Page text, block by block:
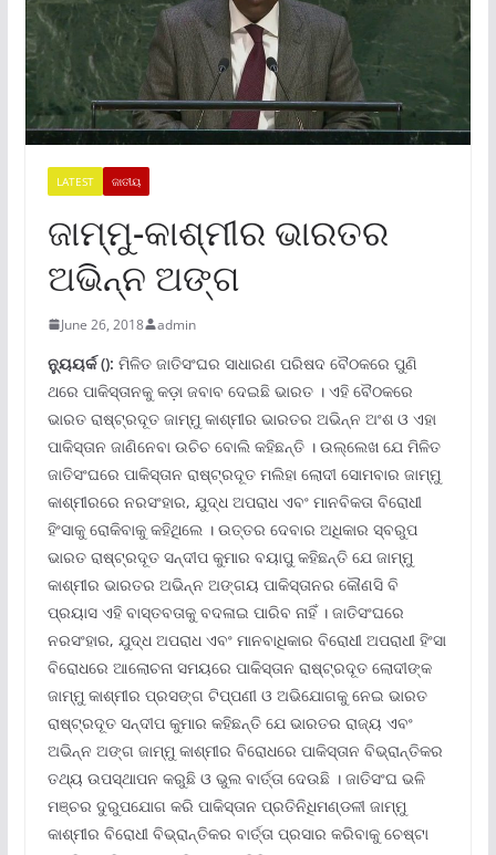
LATEST ଜାତୀୟ
ଜାମ୍ମୁ-କାଶ୍ମୀର ଭାରତର
ଅଭିନ୍ନ ଅଙ୍ଗ
June 26, 2018 admin
ନ୍ୟୁୟର୍କ (): ମିଳିତ ଜାତିସଂଘର ସାଧାରଣ ପରିଷଦ ବୈଠକରେ ପୁଣି
ଥରେ ପାକିସ୍ତାନକୁ କଡ଼ା ଜବାବ ଦେଇଛି ଭାରତ । ଏହି ବୈଠକରେ
ଭାରତ ରାଷ୍ଟ୍ରଦୂତ ଜାମ୍ମୁ କାଶ୍ମୀର ଭାରତର ଅଭିନ୍ନ ଅଂଶ ଓ ଏହା
ପାକିସ୍ତାନ ଜାଣିନେବା ଉଚିଚ ବୋଲି କହିଛନ୍ତି । ଉଲ୍ଲେଖ ଯେ ମିଳିତ
ଜାତିସଂଘରେ ପାକିସ୍ତାନ ରାଷ୍ଟ୍ରଦୂତ ମଲିହା ଲୋଦୀ ସୋମବାର ଜାମ୍ମୁ
କାଶ୍ମୀରରେ ନରସଂହାର, ଯୁଦ୍ଧ ଅପରାଧ ଏବଂ ମାନବିକତା ବିରୋଧୀ
ହିଂସାକୁ ରୋକିବାକୁ କହିଥିଲେ । ଉତ୍ତର ଦେବାର ଅଧିକାର ସ୍ବରୁପ
ଭାରତ ରାଷ୍ଟ୍ରଦୂତ ସନ୍ଦୀପ କୁମାର ବୟାପୁ କହିଛନ୍ତି ଯେ ଜାମ୍ମୁ
କାଶ୍ମୀର ଭାରତର ଅଭିନ୍ନ ଅଙ୍ଗୟ ପାକିସ୍ତାନର କୌଣସି ବି
ପ୍ରୟାସ ଏହି ବାସ୍ତବତାକୁ ବଦଳାଇ ପାରିବ ନାହିଁ । ଜାତିସଂଘରେ
ନରସଂହାର, ଯୁଦ୍ଧ ଅପରାଧ ଏବଂ ମାନବାଧିକାର ବିରୋଧୀ ଅପରାଧୀ ହିଂସା
ବିରୋଧରେ ଆଲୋଚନା ସମୟରେ ପାକିସ୍ତାନ ରାଷ୍ଟ୍ରଦୂତ ଲୋଦୀଙ୍କ
ଜାମ୍ମୁ କାଶ୍ମୀର ପ୍ରସଙ୍ଗ ଟିପ୍ପଣୀ ଓ ଅଭିଯୋଗକୁ ନେଇ ଭାରତ
ରାଷ୍ଟ୍ରଦୂତ ସନ୍ଦୀପ କୁମାର କହିଛନ୍ତି ଯେ ଭାରତର ରାଜ୍ୟ ଏବଂ
ଅଭିନ୍ନ ଅଙ୍ଗ ଜାମ୍ମୁ କାଶ୍ମୀର ବିରୋଧରେ ପାକିସ୍ତାନ ବିଭ୍ରାନ୍ତିକର
ତଥ୍ୟ ଉପସ୍ଥାପନ କରୁଛି ଓ ଭୁଲ ବାର୍ତ୍ତା ଦେଉଛି । ଜାତିସଂଘ ଭଳି
ମଞ୍ଚର ଦୁରୁପଯୋଗ କରି ପାକିସ୍ତାନ ପ୍ରତିନିଧିମଣ୍ଡଳୀ ଜାମ୍ମୁ
କାଶ୍ମୀର ବିରୋଧୀ ବିଭ୍ରାନ୍ତିକର ବାର୍ତ୍ତା ପ୍ରସାର କରିବାକୁ ଚେଷ୍ଟା